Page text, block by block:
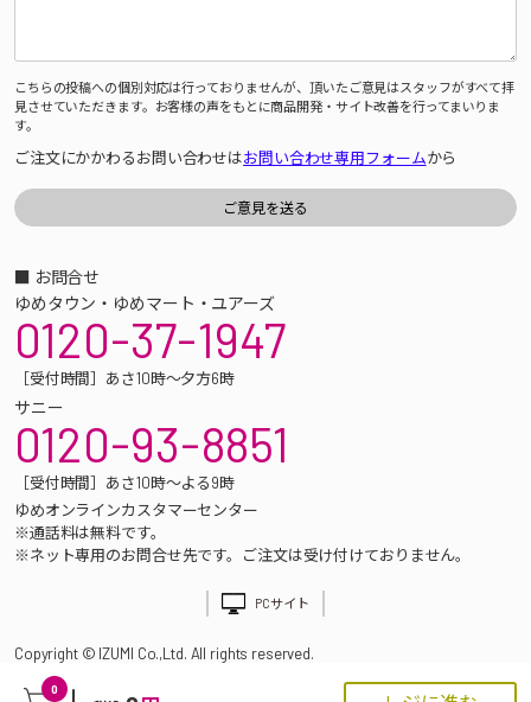
0
こちらの投稿への個別対応は行っておりませんが、頂いたご意見はスタッフがすべて拝
見させていただきます。お客様の声をもとに商品開発・サイト改善を行ってまいりま
す。
ご注文にかかわるお問い合わせはお問い合わせ専用フォームから
■ お問合せ
ゆめタウン・ゆめマート・ユアーズ
0120-37-1947
［受付時間］あさ10時～夕方6時
サニー
0120-93-8851
［受付時間］あさ10時～よる9時
ゆめオンラインカスタマーセンター
※通話料は無料です。
※ネット専用のお問合せ先です。ご注文は受け付けておりません。
PCサイト
Copyright © IZUMI Co.,Ltd. All rights reserved.